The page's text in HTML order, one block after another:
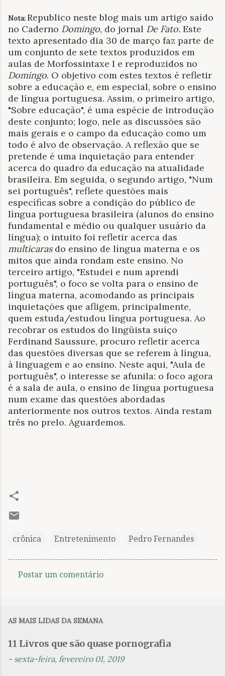
Nota:Republico neste blog mais um artigo saído
no Caderno Domingo, do jornal De Fato. Este
texto apresentado dia 30 de março faz parte de
um conjunto de sete textos produzidos em
aulas de Morfossintaxe I e reproduzidos no
Domingo. O objetivo com estes textos é refletir
sobre a educação e, em especial, sobre o ensino
de língua portuguesa. Assim, o primeiro artigo,
"Sobre educação", é uma espécie de introdução
deste conjunto; logo, nele as discussões são
mais gerais e o campo da educação como um
todo é alvo de observação. A reflexão que se
pretende é uma inquietação para entender
acerca do quadro da educação na atualidade
brasileira. Em seguida, o segundo artigo, "Num
sei português", reflete questões mais
específicas sobre a condição do público de
língua portuguesa brasileira (alunos do ensino
fundamental e médio ou qualquer usuário da
língua); o intuito foi refletir acerca das
multicaras do ensino de língua materna e os
mitos que ainda rondam este ensino. No
terceiro artigo, "Estudei e num aprendi
português", o foco se volta para o ensino de
língua materna, acomodando as principais
inquietações que afligem, principalmente,
quem estuda/estudou língua portuguesa. Ao
recobrar os estudos do lingüista suíço
Ferdinand Saussure, procuro refletir acerca
das questões diversas que se referem à língua,
à linguagem e ao ensino. Neste aqui, "Aula de
português", o interesse se afunila: o foco agora
é a sala de aula, o ensino de língua portuguesa
num exame das questões abordadas
anteriormente nos outros textos. Ainda restam
três no prelo. Aguardemos.
crônica Entretenimento Pedro Fernandes
n
Postar um comentário
AS MAIS LIDAS DA SEMANA
11 Livros que são quase pornografia
- sexta-feira, fevereiro 01, 2019